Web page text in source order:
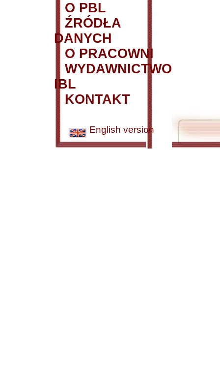
O PBL
ŹRÓDŁA
DANYCH
O PRACOWNI
WYDAWNICTWO
IBL
KONTAKT
English version